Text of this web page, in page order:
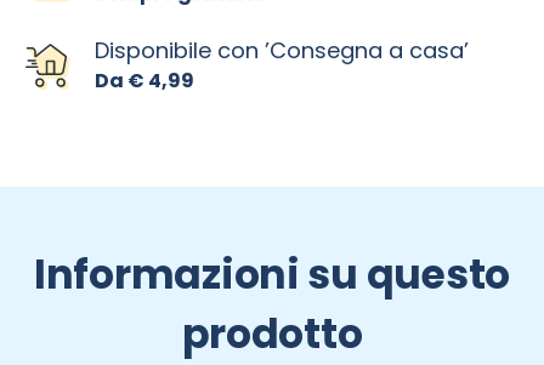
Disponibile con ’Consegna a casa’
Da € 4,99
Informazioni su questo
prodotto